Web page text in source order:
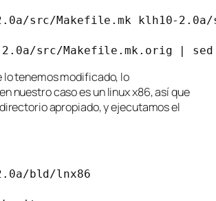
src/Makefile.mk klh10-
src/Makefile.mk.orig |
lo tenemos modificado, lo
nuestro caso es un linux x86, así que
apropiado, y ejecutamos el
bld/lnx86